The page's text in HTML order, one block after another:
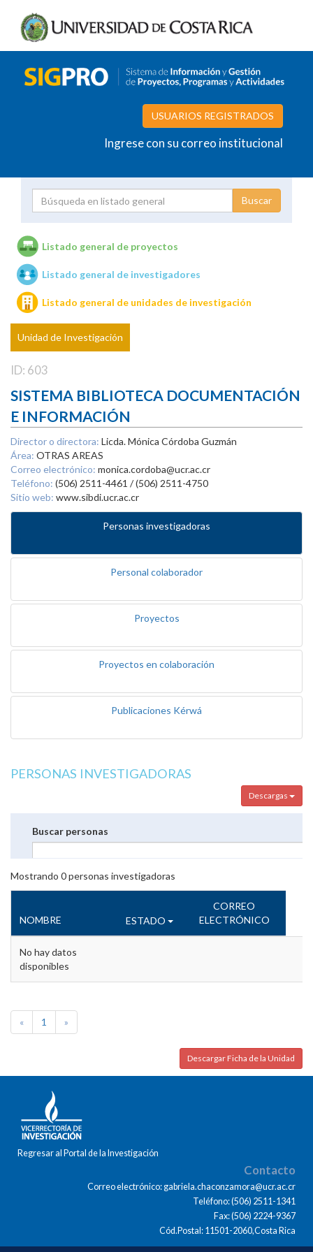
USUARIOS REGISTRADOS
Ingrese con su correo institucional
Unidades de investigación
Listado general de proyectos
Listado general de investigadores
Listado general de unidades de investigación
Unidad de Investigación
ID: 603
SISTEMA BIBLIOTECA DOCUMENTACIÓN
E INFORMACIÓN
Director o directora: Licda. Mónica Córdoba Guzmán
Área: OTRAS AREAS
Correo electrónico: monica.cordoba@ucr.ac.cr
Teléfono: (506) 2511-4461 / (506) 2511-4750
Sitio web: www.sibdi.ucr.ac.cr
Personas investigadoras
Personal colaborador
Proyectos
Proyectos en colaboración
Publicaciones Kérwá
PERSONAS INVESTIGADORAS
Descargas
Buscar personas
Mostrando 0personas investigadoras
NOMBRE ESTADO
CORREO
ELECTRÓNICO
No hay datos
disponibles
« 1 »
Descargar Ficha de la Unidad
Regresar al Portal de la Investigación
Contacto
Correo electrónico: gabriela.chaconzamora@ucr.ac.cr
Teléfono: (506) 2511-1341
Fax: (506) 2224-9367
Cód.Postal: 11501-2060,Costa Rica